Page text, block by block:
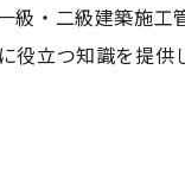
級・二級建築施工
役立つ知識を提供